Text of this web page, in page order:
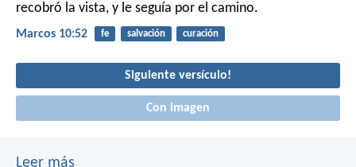
recobró la vista, y le seguía por el camino.
Marcos 10:52 fe salvación curación
Siguiente versículo!
Con imagen
Leer más